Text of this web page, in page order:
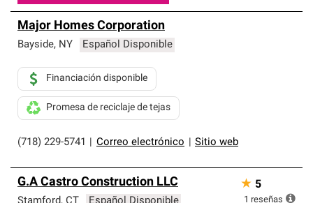
Major Homes Corporation
Bayside, NY Español Disponible
(718) 229-5741 Correo electrónico Sitio web
Financiación disponible
Promesa de reciclaje de tejas
G.A Castro Construction LLC ★ 5
1 reseñas